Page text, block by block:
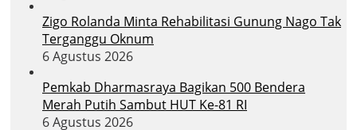
Zigo Rolanda Minta Rehabilitasi Gunung Nago Tak
Terganggu Oknum
6 Agustus 2026
Pemkab Dharmasraya Bagikan 500 Bendera
Merah Putih Sambut HUT Ke-81 RI
6 Agustus 2026